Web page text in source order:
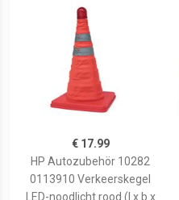
€ 17.99
HP Autozubehör 10282
0113910 Verkeerskegel
LED-noodlicht rood (l x b x